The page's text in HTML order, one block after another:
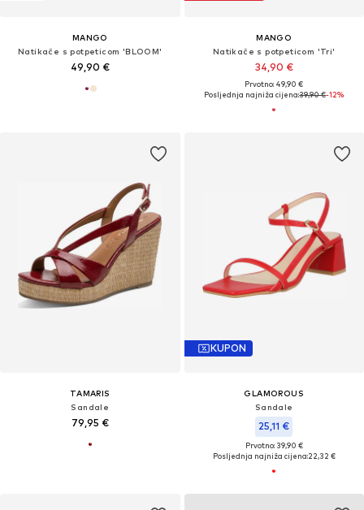
MANGO
Natikače s potpeticom 'BLOOM'
49,90 €
MANGO
Natikače s potpeticom 'Tri'
34,90 €
Prvotno: 49,90 €
Posljednja najniža cijena:39,90 €-12%
TAMARIS
Sandale
79,95 €
KUPON
GLAMOROUS
Sandale
25,11 €
Prvotno: 39,90 €
Posljednja najniža cijena:22,32 €